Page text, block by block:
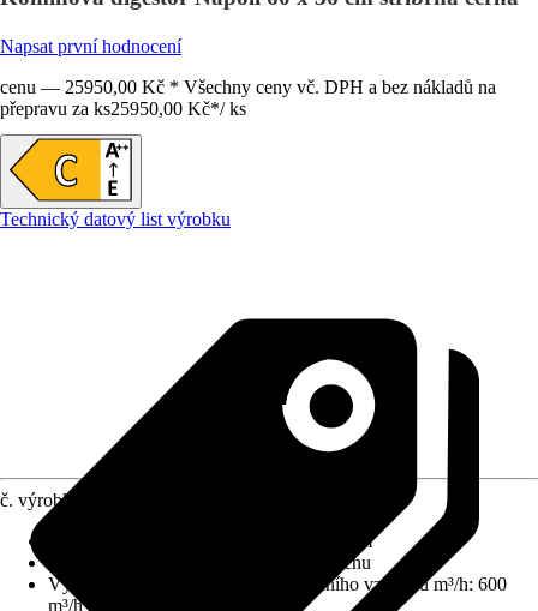
Napsat první hodnocení
cenu — 25950,00 Kč * Všechny ceny vč. DPH a bez nákladů na
přepravu za ks25950,00 Kč*/ ks
Technický datový list výrobku
č. výrobku
104 cm - 127 cm
Ventilace, Cirkulace vzduchu
Výkon ventilátoru při odvodu odpadního vzduchu m³/h: 600
m³/h